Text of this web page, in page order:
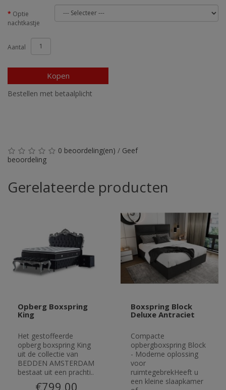
Optie
nachtkastje
Aantal
Kopen
Bestellen met betaalplicht
0 beoordeling(en) / Geef
beoordeling
Gerelateerde producten
Opberg Boxspring
King
Het gestoffeerde
opberg boxspring King
uit de collectie van
BEDDEN AMSTERDAM
bestaat uit een prachti..
€799,00
Boxspring Block
Deluxe Antraciet
Compacte
opbergboxspring Block
- Moderne oplossing
voor
ruimtegebrekHeeft u
een kleine slaapkamer